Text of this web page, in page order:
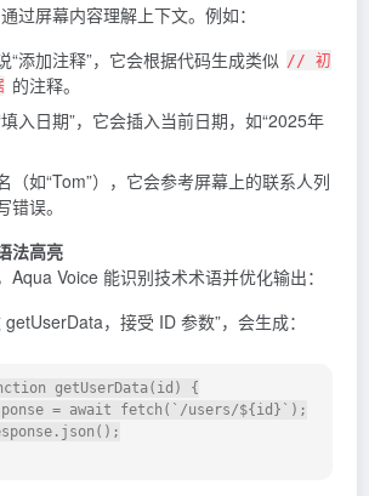
过屏幕内容理解上下文。例如：
“添加注释”，它会根据代码生成类似 // 初
的注释。
入日期”，它会插入当前日期，如“2025年
（如“Tom”），它会参考屏幕上的联系人列
错误。
法高亮
Aqua Voice 能识别技术术语并优化输出：
，接受 ID 参数”，会生成：
getUserData(id) {
= await fetch(`/users/${id}`);